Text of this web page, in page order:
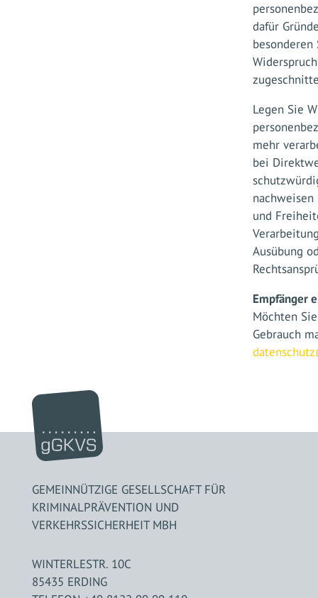
dafür
Legen Sie
mehr
bei
und
Ausübung
Empfänger
Möchten
Gebrauch
GEMEINNÜTZIGE GESELLSCHAFT FÜR
KRIMINALPRÄVENTION UND
VERKEHRSSICHERHEIT MBH
WINTERLESTR. 10C
85435 ERDING